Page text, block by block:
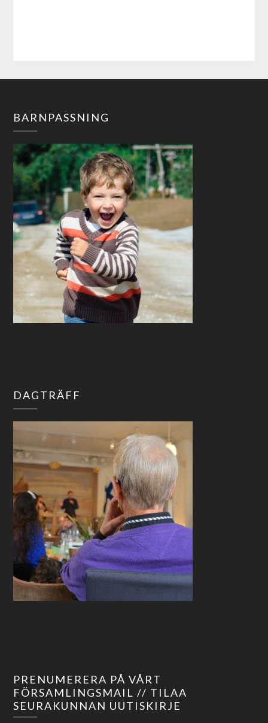
BARNPASSNING
DAGTRÄFF
PRENUMERERA PÅ VÅRT
FÖRSAMLINGSMAIL // TILAA
SEURAKUNNAN UUTISKIRJE